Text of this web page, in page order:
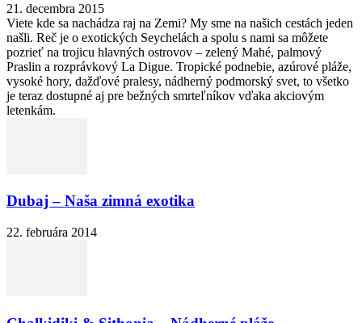
21. decembra 2015
Viete kde sa nachádza raj na Zemi? My sme na našich cestách jeden
našli. Reč je o exotických Seychelách a spolu s nami sa môžete
pozrieť na trojicu hlavných ostrovov – zelený Mahé, palmový
Praslin a rozprávkový La Digue. Tropické podnebie, azúrové pláže,
vysoké hory, dažďové pralesy, nádherný podmorský svet, to všetko
je teraz dostupné aj pre bežných smrteľníkov vďaka akciovým
letenkám.
Dubaj – Naša zimná exotika
22. februára 2014